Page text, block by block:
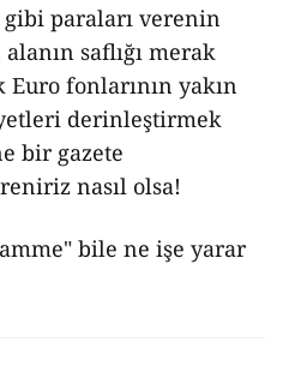
paraları verenin
saflığı merak
fonlarının yakın
derinleştirmek
bir gazete
nasıl olsa!
bile ne işe yarar